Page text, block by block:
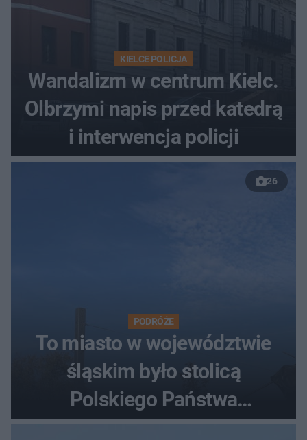
KIELCE POLICJA
Wandalizm w centrum Kielc.
Olbrzymi napis przed katedrą
i interwencja policji
26
PODRÓŻE
To miasto w województwie
śląskim było stolicą
Polskiego Państwa
Podziemnego. Dziś zna je